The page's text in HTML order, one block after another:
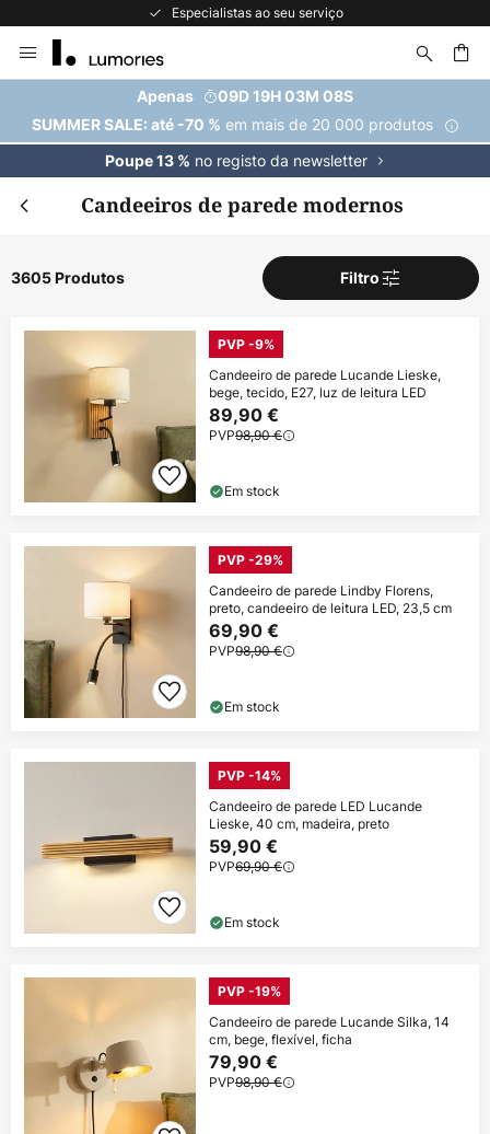
A maior seleção de marcas da Europa
para
Conteúdo
Apenas
09D 19H 03M 06S
SUMMER SALE: até -70 % em mais de 20 000 produtos
Poupe 13 % no registo da newsletter
Candeeiros de parede modernos
3605 Produtos Filtro
PVP -9%
Candeeiro de parede Lucande Lieske,
bege, tecido, E27, luz de leitura LED
89,90 €
PVP98,90 €
Em stock
PVP -29%
Candeeiro de parede Lindby Florens,
preto, candeeiro de leitura LED, 23,5 cm
69,90 €
PVP98,90 €
Em stock
PVP -14%
Candeeiro de parede LED Lucande
Lieske, 40 cm, madeira, preto
59,90 €
PVP69,90 €
Em stock
PVP -19%
Candeeiro de parede Lucande Silka, 14
cm, bege, flexível, ficha
79,90 €
PVP98,90 €